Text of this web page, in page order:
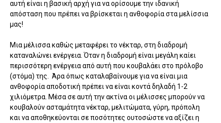
αυτή είναι η βασική αρχή για να ορίσουμε την ιδανική
απόσταση που πρέπει να βρίσκεται η ανθοφορία στα μελίσσια
μας!
Μια μέλισσα καθώς μεταφέρει το νέκταρ, στη διαδρομή
καταναλώνει ενέργεια. Όταν η διαδρομή είναι μεγάλη καίει
περισσότερη ενέργεια από αυτή που κουβαλάει στο πρόλοβο
(στόμα) της. Άρα όπως καταλαβαίνουμε για να είναι μια
ανθοφορία αποδοτική πρέπει να είναι κοντά δηλαδή 1-2
χιλιόμετρα. Μέσα σε αυτή την ακτίνα οι μέλισσες μπορούν να
κουβαλούν ασταμάτητα νέκταρ, μελιτώματα, γύρη, πρόπολη
και να αποθηκεύονται σε ποσότητες ουτοσώστε να αξίζει η